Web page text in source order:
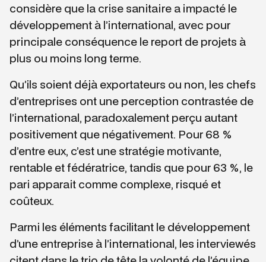
considère que la crise sanitaire a impacté le
développement à l’international, avec pour
principale conséquence le report de projets à
plus ou moins long terme.
Qu’ils soient déjà exportateurs ou non, les chefs
d’entreprises ont une perception contrastée de
l’international, paradoxalement perçu autant
positivement que négativement. Pour 68 %
d’entre eux, c’est une stratégie motivante,
rentable et fédératrice, tandis que pour 63 %, le
pari apparait comme complexe, risqué et
coûteux.
Parmi les éléments facilitant le développement
d’une entreprise à l’international, les interviewés